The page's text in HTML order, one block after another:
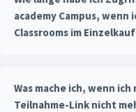
academy Campus, wenn
Classrooms im
Was mache ich, wenn ich
Teilnahme-Link nicht